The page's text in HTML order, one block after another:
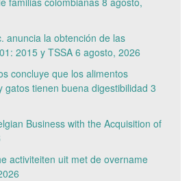
anuncia la obtención de las
2015 y TSSA6 agosto, 2026
concluye que los alimentos
gatos tienen buena digestibilidad 3
Business with the Acquisition of
activiteiten uit met de overname